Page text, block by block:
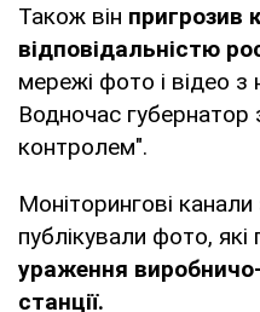
Також він пригрозив
відповідальністю
мережі фото і відео з
Водночас губернатор
контролем".
Моніторингові канали
публікували фото,
ураження
станції.